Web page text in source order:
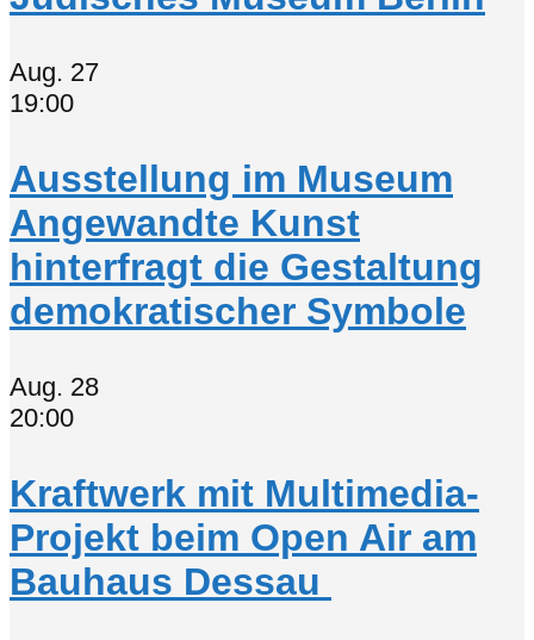
Aug. 27
19:00
Ausstellung im Museum
Angewandte Kunst
hinterfragt die Gestaltung
demokratischer Symbole
Aug. 28
20:00
Kraftwerk mit Multimedia-
Projekt beim Open Air am
Bauhaus Dessau